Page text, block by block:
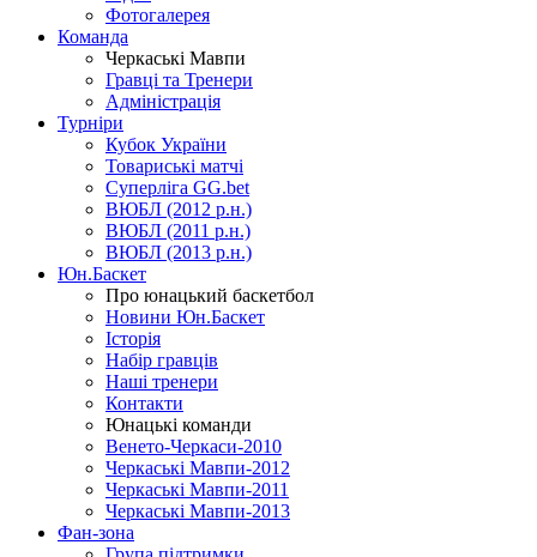
Фотогалерея
Команда
Черкаські Мавпи
Гравці та Тренери
Адміністрація
Турніри
Кубок України
Товариські матчі
Суперліга GG.bet
ВЮБЛ (2012 р.н.)
ВЮБЛ (2011 р.н.)
ВЮБЛ (2013 р.н.)
Юн.Баскет
Про юнацький баскетбол
Новини Юн.Баскет
Історія
Набір гравців
Наші тренери
Контакти
Юнацькі команди
Венето-Черкаси-2010
Черкаські Мавпи-2012
Черкаські Мавпи-2011
Черкаські Мавпи-2013
Фан-зона